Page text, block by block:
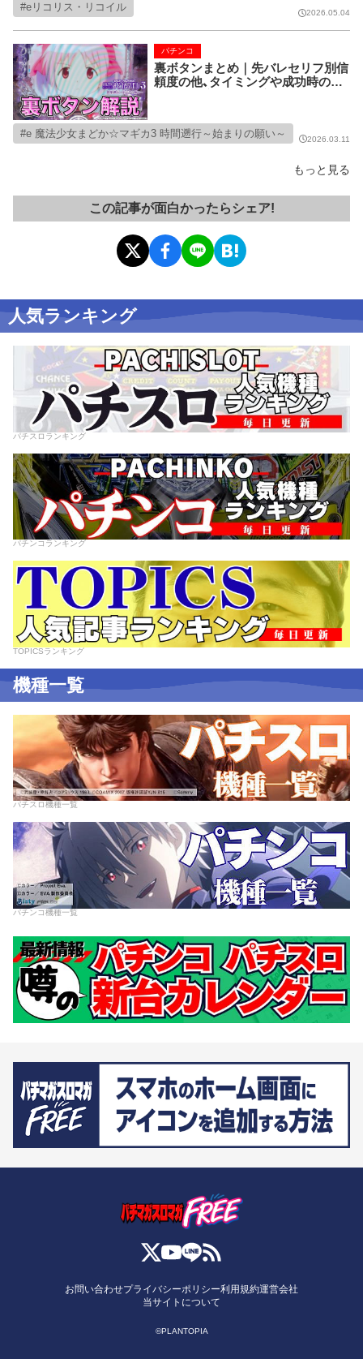
eリコリス・リコイル 2026.05.04
裏ボタンまとめ｜先バレセリフ別信
頼度の他、タイミングや成功時の恩
～】
パチンコ
e 魔法少女まどか☆マギカ3 時間遡行～始まりの願い～ 2026.03.11
もっと見る
この記事が面白かったらシェア!
人気ランキング
パチスロランキング
パチンコランキング
TOPICSランキング
機種一覧
パチスロ機種一覧
パチンコ機種一覧
お問い合わせプライバシーポリシー利用規約運営会社
当サイトについて
©PLANTOPIA